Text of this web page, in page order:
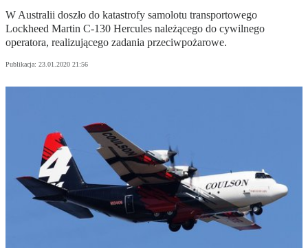
W Australii doszło do katastrofy samolotu transportowego
Lockheed Martin C-130 Hercules należącego do cywilnego
operatora, realizującego zadania przeciwpożarowe.
Publikacja: 23.01.2020 21:56